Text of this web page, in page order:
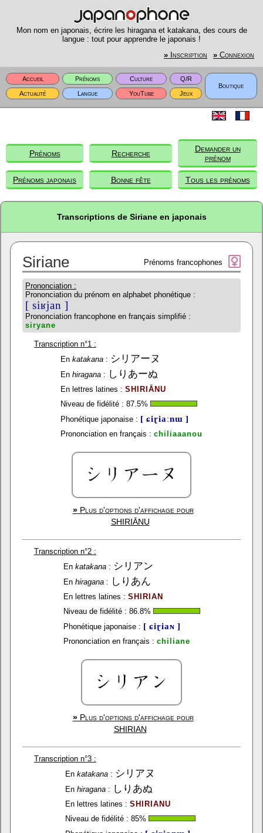
Mon nom en japonais, écrire les hiragana et katakana, des cours de
langue : tout pour apprendre le japonais !
» Inscription » Connexion
Accueil Prénoms Culture
Q/R
Boutique
Actualité
Langue YouTube Jeux
Prénoms Recherche
Demander un
prénom
Prénoms japonais Bonne fête Tous les prénoms
Transcriptions de Siriane en japonais
Siriane Prénoms francophones
Prononciation :
Prononciation du prénom en alphabet phonétique :
[ siʁjan ]
Prononciation francophone en français simplifié :
siryane
Transcription n°1 :
En katakana : シリアーヌ
En hiragana : しりあーぬ
En lettres latines : SHIRIĀNU
Niveau de fidélité : 87.5%
Phonétique japonaise : [ ɕiɽiaːnɯ ]
Prononciation en français : chiliaaanou
»Plus d'options d'affichage pour
SHIRIĀNU
Transcription n°2 :
En katakana: シリアン
En hiragana: しりあん
En lettres latines : SHIRIAN
Niveau de fidélité : 86.8%
Phonétique japonaise : [ ɕiɽiaɴ ]
Prononciation en français : chiliane
»Plus d'options d'affichage pour
SHIRIAN
Transcription n°3 :
En katakana : シリアヌ
En hiragana : しりあぬ
En lettres latines : SHIRIANU
Niveau de fidélité : 85%